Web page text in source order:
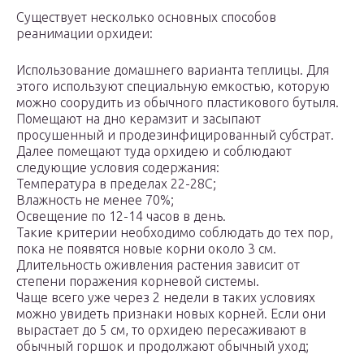
Существует несколько основных способов
реанимации орхидеи:
Использование домашнего варианта теплицы. Для
этого используют специальную емкостью, которую
можно соорудить из обычного пластикового бутыля.
Помещают на дно керамзит и засыпают
просушенный и продезинфицированный субстрат.
Далее помещают туда орхидею и соблюдают
следующие условия содержания:
Температура в пределах 22-28С;
Влажность не менее 70%;
Освещение по 12-14 часов в день.
Такие критерии необходимо соблюдать до тех пор,
пока не появятся новые корни около 3 см.
Длительность оживления растения зависит от
степени поражения корневой системы.
Чаще всего уже через 2 недели в таких условиях
можно увидеть признаки новых корней. Если они
вырастает до 5 см, то орхидею пересаживают в
обычный горшок и продолжают обычный уход;